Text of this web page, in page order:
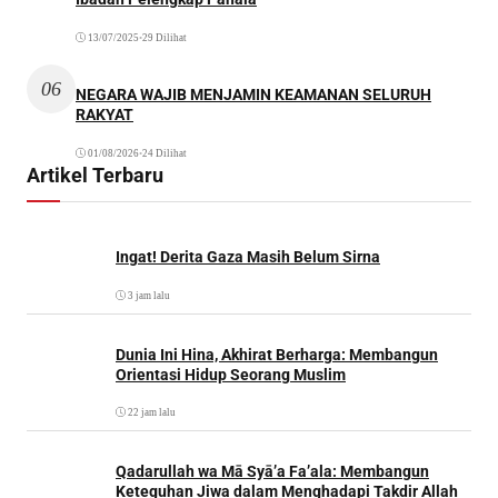
13/07/2025 •29 Dilihat
06
NEGARA WAJIB MENJAMIN KEAMANAN SELURUH
RAKYAT
01/08/2026•24 Dilihat
Artikel Terbaru
Ingat! Derita Gaza Masih Belum Sirna
3 jam lalu
Dunia Ini Hina, Akhirat Berharga: Membangun
Orientasi Hidup Seorang Muslim
22 jam lalu
Qadarullah wa Mā Syā’a Fa’ala: Membangun
Keteguhan Jiwa dalam Menghadapi Takdir Allah